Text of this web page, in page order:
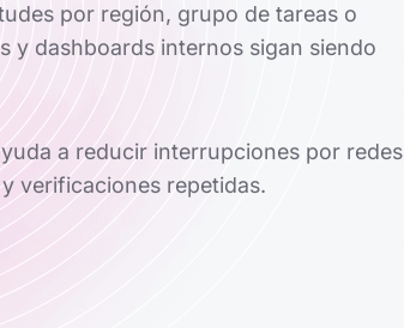
por región, grupo de tareas o
y dashboards internos sigan siendo
a reducir interrupciones por redes
verificaciones repetidas.